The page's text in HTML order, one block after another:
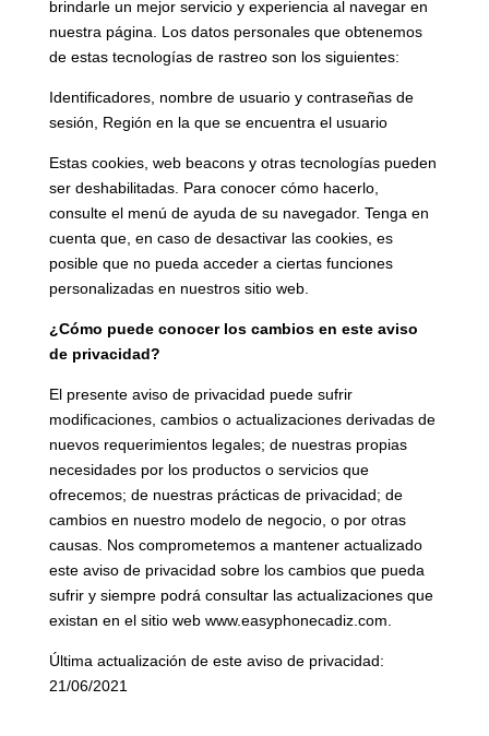
brindarle un mejor servicio y experiencia al navegar en
nuestra página. Los datos personales que obtenemos
de estas tecnologías de rastreo son los siguientes:
Identificadores, nombre de usuario y contraseñas de
sesión, Región en la que se encuentra el usuario
Estas cookies, web beacons y otras tecnologías pueden
ser deshabilitadas. Para conocer cómo hacerlo,
consulte el menú de ayuda de su navegador. Tenga en
cuenta que, en caso de desactivar las cookies, es
posible que no pueda acceder a ciertas funciones
personalizadas en nuestros sitio web.
¿Cómo puede conocer los cambios en este aviso
de privacidad?
El presente aviso de privacidad puede sufrir
modificaciones, cambios o actualizaciones derivadas de
nuevos requerimientos legales; de nuestras propias
necesidades por los productos o servicios que
ofrecemos; de nuestras prácticas de privacidad; de
cambios en nuestro modelo de negocio, o por otras
causas. Nos comprometemos a mantener actualizado
este aviso de privacidad sobre los cambios que pueda
sufrir y siempre podrá consultar las actualizaciones que
existan en el sitio web www.easyphonecadiz.com.
Última actualización de este aviso de privacidad:
21/06/2021